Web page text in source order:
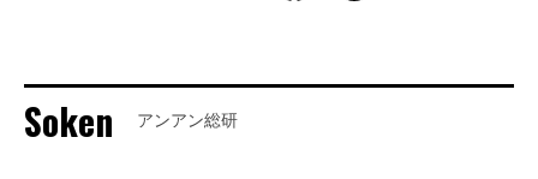
Soken アンアン総研